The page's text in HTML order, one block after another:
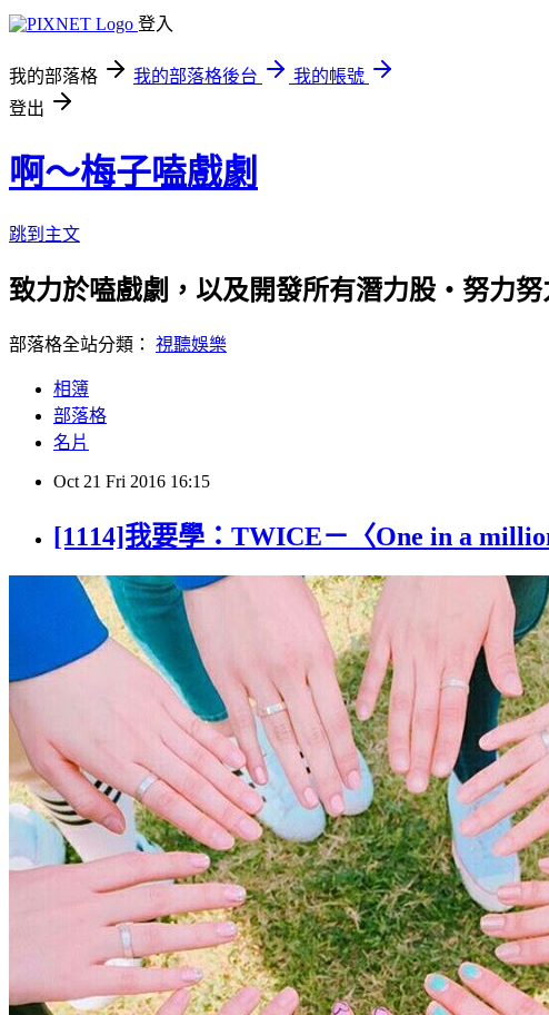
登入
我的部落格 我的部落格後台
我的帳號
登出
啊～梅子嗑戲劇
跳到主文
致力於嗑戲劇，以及開發所有潛力股‧努力
部落格全站分類： 視聽娛樂
相簿
部落格
名片
Oct 21 Fri 2016 16:15
[1114]我要學：TWICE－〈One in a